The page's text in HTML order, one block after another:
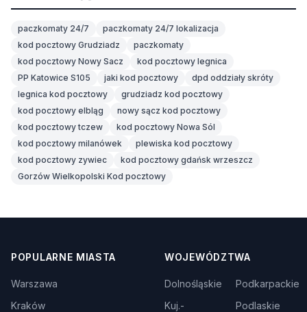
paczkomaty 24/7
paczkomaty 24/7 lokalizacja
kod pocztowy Grudziadz
paczkomaty
kod pocztowy Nowy Sacz
kod pocztowy legnica
PP Katowice S105
jaki kod pocztowy
dpd oddziały skróty
legnica kod pocztowy
grudziadz kod pocztowy
kod pocztowy elbląg
nowy sącz kod pocztowy
kod pocztowy tczew
kod pocztowy Nowa Sól
kod pocztowy milanówek
plewiska kod pocztowy
kod pocztowy zywiec
kod pocztowy gdańsk wrzeszcz
Gorzów Wielkopolski Kod pocztowy
POPULARNE MIASTA
Warszawa
Kraków
WOJEWÓDZTWA
Dolnośląskie
Kuj.-
Podkarpackie
Podlaskie